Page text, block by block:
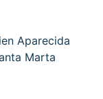
Aparecida
Marta